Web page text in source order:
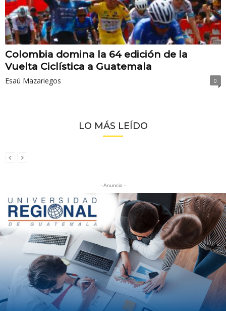
Colombia domina la 64 edición de la
Vuelta Ciclística a Guatemala
Esaú Mazariegos 0
LO MÁS LEÍDO
- Anuncio -